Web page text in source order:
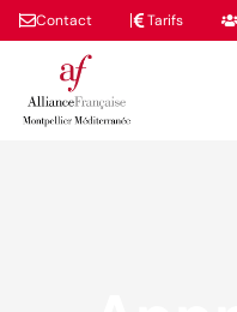
Contact Tarifs